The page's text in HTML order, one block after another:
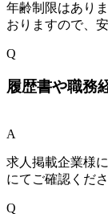
年齢制限はあり
おりますので、
Q
履歴書や職務
A
求人掲載企業様
にてご確認くださ
Q